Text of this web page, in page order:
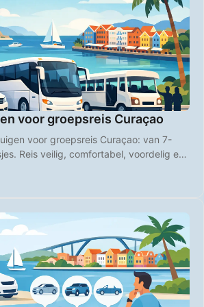
voor groepsreis Curaçao
voor groepsreis Curaçao: van 7-
Reis veilig, comfortabel, voordelig en